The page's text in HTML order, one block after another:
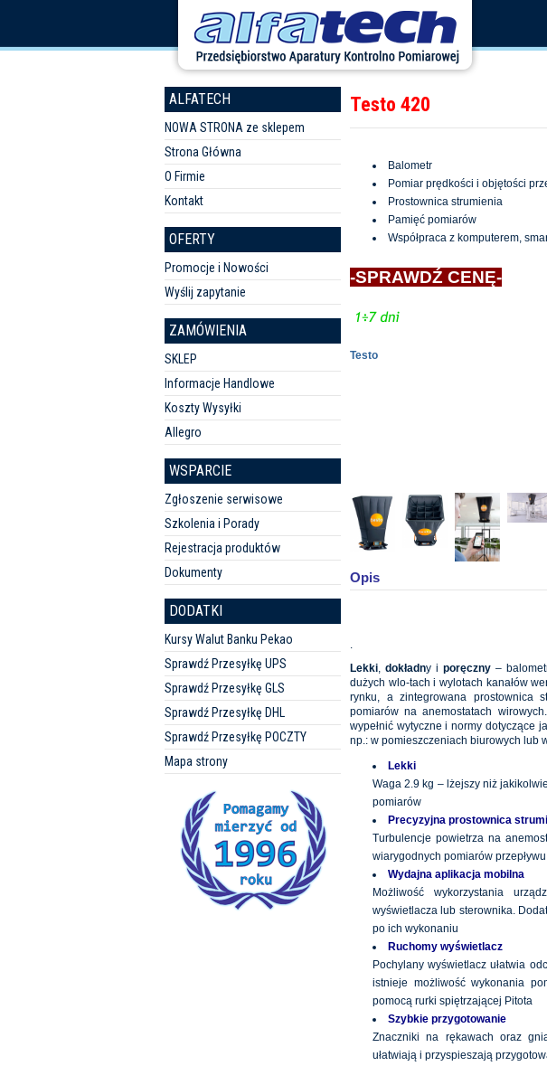
ALFATECH
NOWA STRONA ze sklepem
Strona Główna
O Firmie
Kontakt
OFERTY
Promocje i Nowości
Wyślij zapytanie
ZAMÓWIENIA
SKLEP
Informacje Handlowe
Koszty Wysyłki
Allegro
WSPARCIE
Zgłoszenie serwisowe
Szkolenia i Porady
Rejestracja produktów
Dokumenty
DODATKI
Kursy Walut Banku Pekao
Sprawdź Przesyłkę UPS
Sprawdź Przesyłkę GLS
Sprawdź Przesyłkę DHL
Sprawdź Przesyłkę POCZTY
Mapa strony
Testo 420
Balometr
Pomiar prędkości i objętości
Prostownica strumienia
Pamięć pomiarów
Współpraca z komputerem,
-SPRAWDŹ CENĘ-
Testo
Opis
.
Lekki, dokładny i poręczny –
dużych wlo-tach i wylotach kanałów
rynku, a zintegrowana prostownica
pomiarów na anemostatach
wypełnić wytyczne i normy dotyczące
np.: w pomieszczeniach biurowych lub
Lekki
Waga 2.9 kg – lżejszy niż
pomiarów
Precyzyjna prostownica
Turbulencje powietrza na
wiarygodnych pomiarów
Wydajna aplikacja mobilna
Możliwość wykorzystania
wyświetlacza lub sterownika.
po ich wykonaniu
Ruchomy wyświetlacz
Pochylany wyświetlacz ułatwia
istnieje możliwość wykonania
pomocą rurki spiętrzającej Pitota
Szybkie przygotowanie
Znaczniki na rękawach oraz
ułatwiają i przyspieszają